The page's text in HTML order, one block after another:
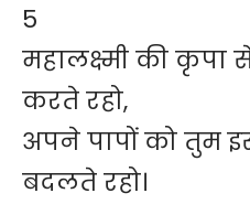
5
महालक्ष्मी की कृपा
करते रहो,
अपने पापों को तुम
बदलते रहो।